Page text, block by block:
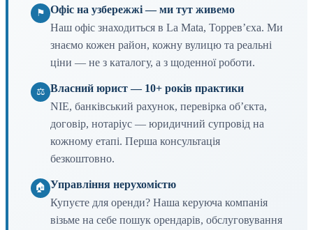
⚑ Офіс на узбережжі — ми тут живемо
Наш офіс знаходиться в La Mata, Торревʼєха. Ми
знаємо кожен район, кожну вулицю та реальні
ціни — не з каталогу, а з щоденної роботи.
⚖ Власний юрист — 10+ років практики
NIE, банківський рахунок, перевірка обʼєкта,
договір, нотаріус — юридичний супровід на
кожному етапі. Перша консультація
безкоштовно.
🏠 Управління нерухомістю
Купуєте для оренди? Наша керуюча компанія
візьме на себе пошук орендарів, обслуговування